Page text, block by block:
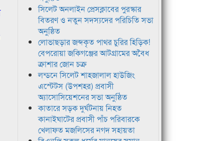
সিলেট অনলাইন প্রেসক্লাবের পুরস্কার
বিতরণ ও নতুন সদস্যদের পরিচিতি সভা
অনুষ্ঠিত
লোভাছড়ার জব্দকৃত পাথর চুরির হিড়িক!
বেপরোয়া জকিগঞ্জের আটগ্রামের অবৈধ
ক্রাশার জোন চক্র
লন্ডনে সিলেট শাহজালাল হাউজিং
এস্টেটস (উপশহর) প্রবাসী
অ্যাসোসিয়েশনের সভা অনুষ্ঠিত
কাতারে সড়ক দুর্ঘটনায় নিহত
কানাইঘাটের প্রবাসী পাঁচ পরিবারকে
খেলাফত মজলিসের নগদ সহায়তা